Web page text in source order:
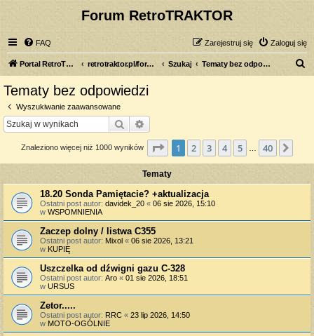
Forum RetroTRAKTOR
FAQ Zaloguj się
Zarejestruj się
Portal RetroTRAKTOR.pl retrotraktor.pl/forum Szukaj Tematy bez odpowiedzi
Tematy bez odpowiedzi
Wyszukiwanie zaawansowane
Szukaj
Znaleziono więcej niż 1000 wyników Strona z40
1 2 3 4 5 40
Tematy
18.20 Sonda Pamiętacie? +aktualizacja
Ostatni post autor: davidek_20 « 06 sie 2026, 15:10
w WSPOMNIENIA
Zaczep dolny / listwa C355
Ostatni post autor: Mixol « 06 sie 2026, 13:21
w KUPIĘ
Uszczelka od dźwigni gazu C-328
Ostatni post autor: Aro « 01 sie 2026, 18:51
w URSUS
Zetor.....
Ostatni post autor: RRC « 23 lip 2026, 14:50
w MOTO-OGÓLNIE